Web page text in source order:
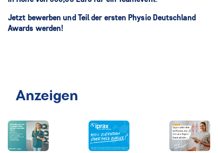
Jetzt bewerben und Teil der ersten Physio Deutschland
Awards werden!
Anzeigen